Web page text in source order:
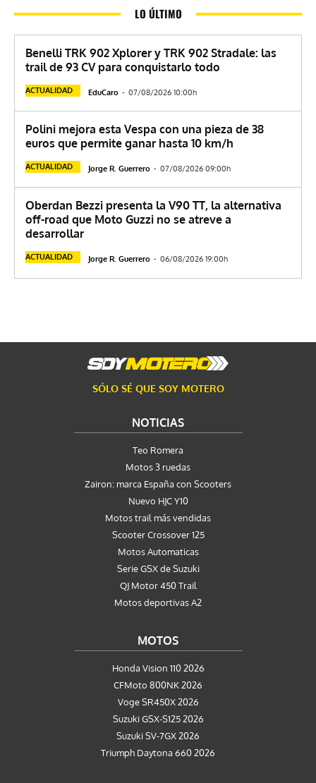
LO ÚLTIMO
Benelli TRK 902 Xplorer y TRK 902 Stradale: las
trail de 93 CV para conquistarlo todo
ACTUALIDAD EduCaro - 07/08/2026 10:00h
Polini mejora esta Vespa con una pieza de 38
euros que permite ganar hasta 10 km/h
ACTUALIDAD Jorge R. Guerrero - 07/08/2026 09:00h
Oberdan Bezzi presenta la V90 TT, la alternativa
off-road que Moto Guzzi no se atreve a
desarrollar
ACTUALIDAD Jorge R. Guerrero - 06/08/2026 19:00h
SÓLO SÉ QUE SOY MOTERO
NOTICIAS
Teo Romera
Motos 3 ruedas
Zairon: marca España con Scooters
Nuevo HJC Y10
Motos trail más vendidas
Scooter Crossover 125
Motos Automaticas
Serie GSX de Suzuki
QJ Motor 450 Trail
Motos deportivas A2
MOTOS
Honda Vision 110 2026
CFMoto 800NK 2026
Voge SR450X 2026
Suzuki GSX-S125 2026
Suzuki SV-7GX 2026
Triumph Daytona 660 2026